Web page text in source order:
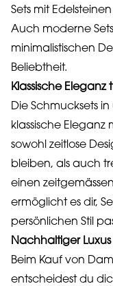
Sets mit
Auch moderne
minimalistischen
Beliebtheit.
Klassische Eleganz
Die Schmucksets
klassische Eleganz
sowohl zeitlose
bleiben, als auch
einen
ermöglicht es dir,
persönlichen Stil
Nachhaltiger
Beim Kauf von
entscheidest du